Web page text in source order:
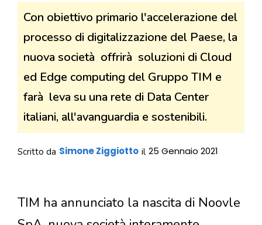
Con obiettivo primario l'accelerazione del
processo di digitalizzazione del Paese, la
nuova società offrirà soluzioni di Cloud
ed Edge computing del Gruppo TIM e
farà leva su una rete di Data Center
italiani, all'avanguardia e sostenibili.
Scritto da Simone Ziggiotto il 25 Gennaio 2021
TIM ha annunciato la nascita di Noovle